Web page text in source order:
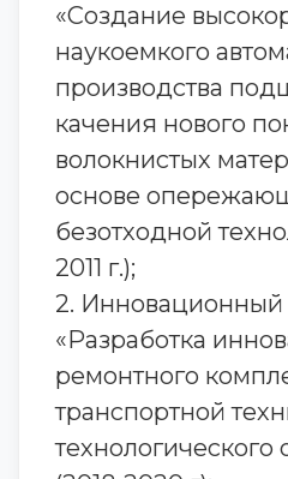
«Создание
наукоемкого
производства
качения нового
волокнистых
основе
безотходной
2011 г.);
2. Инновационный
«Разработка
ремонтного
транспортной